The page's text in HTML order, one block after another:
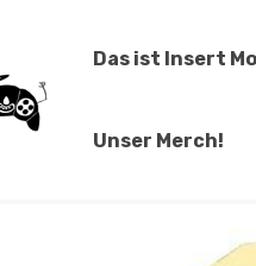
Das ist Insert
Unser Merch!